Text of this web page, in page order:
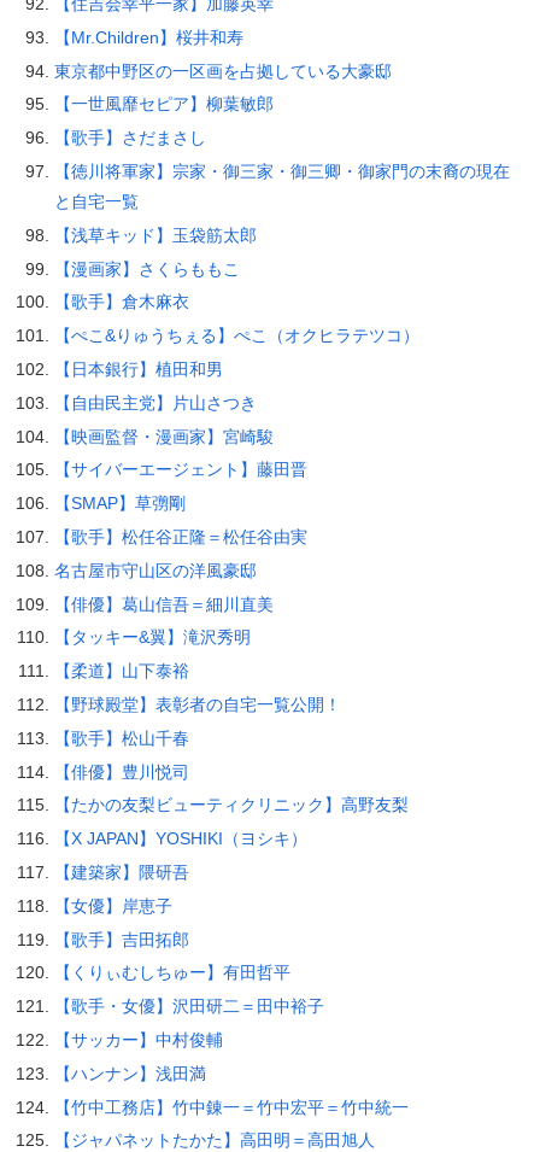
【Mr.Children】桜井和寿
東京都中野区の一区画を占拠している大豪邸
【一世風靡セピア】柳葉敏郎
【歌手】さだまさし
【徳川将軍家】宗家・御三家・御三卿・御家門の末裔の現在
と自宅一覧
【浅草キッド】玉袋筋太郎
【漫画家】さくらももこ
【歌手】倉木麻衣
【ぺこ&りゅうちぇる】ぺこ（オクヒラテツコ）
【日本銀行】植田和男
【自由民主党】片山さつき
【映画監督・漫画家】宮崎駿
【サイバーエージェント】藤田晋
【SMAP】草彅剛
【歌手】松任谷正隆＝松任谷由実
名古屋市守山区の洋風豪邸
【俳優】葛山信吾＝細川直美
【タッキー&翼】滝沢秀明
【柔道】山下泰裕
【野球殿堂】表彰者の自宅一覧公開！
【歌手】松山千春
【俳優】豊川悦司
【たかの友梨ビューティクリニック】高野友梨
【X JAPAN】YOSHIKI（ヨシキ）
【建築家】隈研吾
【女優】岸恵子
【歌手】吉田拓郎
【くりぃむしちゅー】有田哲平
【歌手・女優】沢田研二＝田中裕子
【サッカー】中村俊輔
【ハンナン】浅田満
【竹中工務店】竹中錬一＝竹中宏平＝竹中統一
【ジャパネットたかた】高田明＝高田旭人